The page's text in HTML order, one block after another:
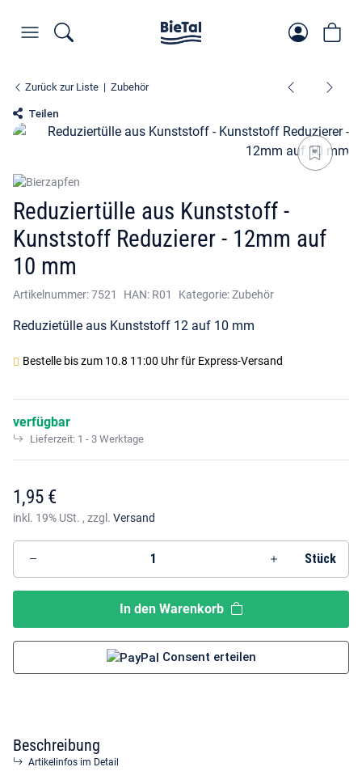
Zurück zur Liste Zubehör
Reduziertülle aus Kunststoff -
Kunststoff Reduzierer - 12mm auf
10 mm
Artikelnummer:7521 HAN: R01 Kategorie:Zubehör
Reduzietülle aus Kunststoff 12 auf 10 mm
Bestelle biszum 10.8 11:00 Uhrfür Express-Versand
verfügbar
Lieferzeit: 1 - 3 Werktage
1,95 €
inkl. 19% USt. , zzgl. Versand
Stück
In den Warenkorb
Consent erteilen
Teilen
Beschreibung
Artikelinfos im Detail